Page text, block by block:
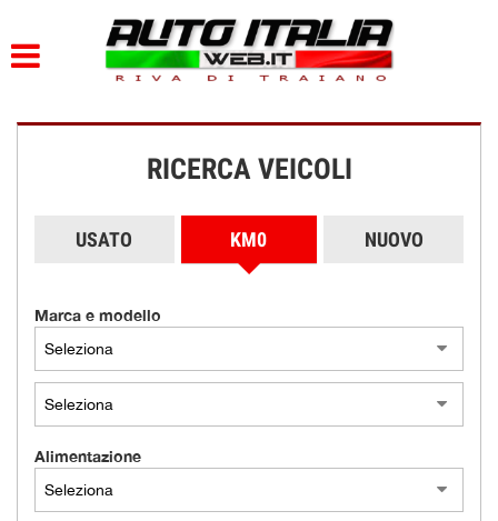
CONTATTI
ORARI
RICERCA VEICOLI
USATO KM0 NUOVO
Marca e modello
Alimentazione